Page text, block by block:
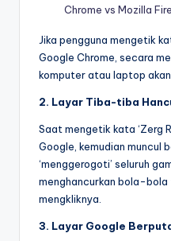
Chrome vs Mozilla
Jika pengguna mengetik
Google Chrome, secara
komputer atau laptop
2. Layar Tiba-tiba
Saat mengetik kata ‘Zerg
Google, kemudian muncul
‘menggerogoti’ seluruh
menghancurkan bola-
mengkliknya.
3. Layar Google